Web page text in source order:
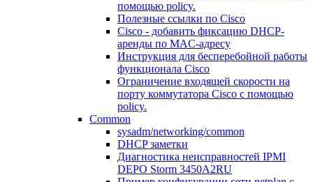
помощью policy.
Полезные ссылки по Cisco
Cisco - добавить фиксацию DHCP-
аренды по MAC-адресу
Инструкция для бесперебойной работы
функционала Cisco
Ограничение входящей скорости на
порту коммутатора Cisco c помощью
policy.
Common
sysadm/networking/common
DHCP заметки
Диагностика неисправностей IPMI
DEPO Storm 3450A2RU